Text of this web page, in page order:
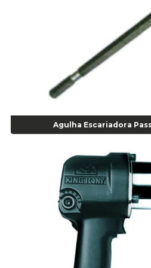
Alicate para Anéis Externos com Bico
Alicate para Anéis Internos Bico Curvo
Alicate para Anéis Tipo Trava Câmbio
Alicate para Balanceamento - Cod
Alicate para trava de cambio 398 11" -
Alicate Universal - Cod 01718
Alicate Universal 8" Gedore - Cod 00133
Anel Centralizador Fiat 4 pçs -
Anel Centralizador GM 4 pçs - Azul -
Anel Centralizador Honda 4 pçs -
Anel Centralizador Peugeot 4pçs -
Anel Centralizador Renault 4pçs -
Anel Centralizador Toyota 4pçs - Preto -
Anel Centralizador VW 4pçs - Laranja -
Anel de vedação Jumbo OR-224 TG -
Anel de vedação Jumbo OR-449 Cod:
Agulha Escariadora